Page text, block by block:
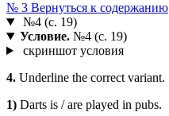
№ 3 Вернуться к содержанию
№4 (с. 19)
Условие.№4 (с. 19)
скриншот условия
4. Underline the correct variant.
1) Darts is / are played in pubs.